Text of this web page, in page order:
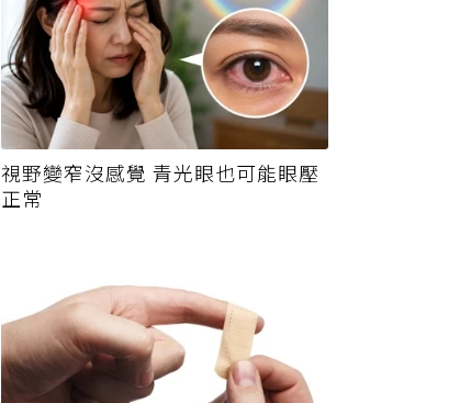
視野變窄沒感覺 青光眼也可能眼壓
正常